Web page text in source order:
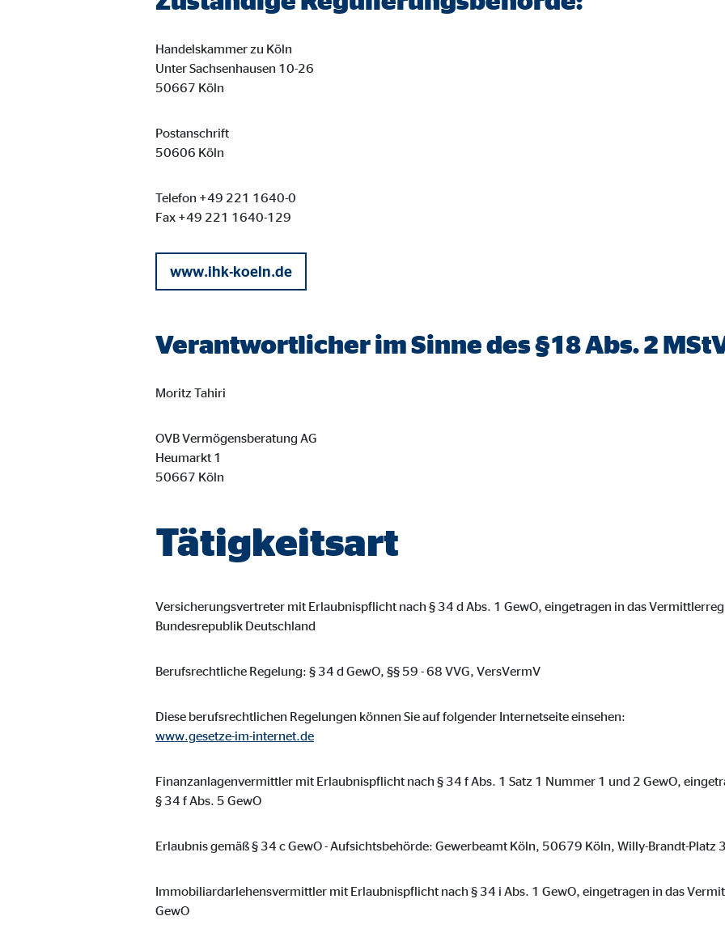
Handelskammer zu Köln
Unter Sachsenhausen 10-26
50667 Köln
Postanschrift
50606 Köln
Telefon +49 221 1640-0
Fax +49 221 1640-129
www.ihk-koeln.de
Verantwortlicher im Sinne des §18 Abs. 2
Moritz Tahiri
OVB Vermögensberatung AG
Heumarkt 1
50667 Köln
Tätigkeitsart
Versicherungsvertreter mit Erlaubnispflicht nach § 34 d Abs. 1 GewO, eingetragen in das
Bundesrepublik Deutschland
Berufsrechtliche Regelung: § 34 d GewO, §§ 59 - 68 VVG, VersVermV
Diese berufsrechtlichen Regelungen können Sie auf folgender Internetseite einsehen:
www.gesetze-im-internet.de
Finanzanlagenvermittler mit Erlaubnispflicht nach § 34 f Abs. 1 Satz 1 Nummer 1 und 2 GewO,
§ 34 f Abs. 5 GewO
Erlaubnis gemäß § 34 c GewO - Aufsichtsbehörde: Gewerbeamt Köln, 50679 Köln, Willy-Brandt-Platz
Immobiliardarlehensvermittler mit Erlaubnispflicht nach § 34 i Abs. 1 GewO, eingetragen in das
GewO